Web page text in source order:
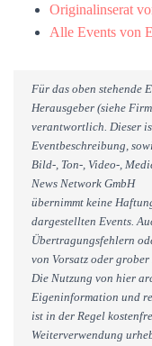
Originalinserat
Alle Events von
Für das oben stehende
Herausgeber (siehe
verantwortlich. Dieser
Eventbeschreibung,
Bild-, Ton-, Video-,
News Network GmbH
übernimmt keine
dargestellten Events.
Übertragungsfehlern
von Vorsatz oder
Die Nutzung von hier
Eigeninformation und
ist in der Regel
Weiterverwendung